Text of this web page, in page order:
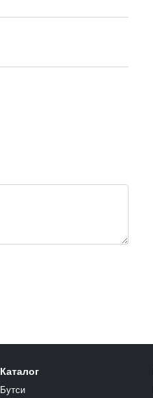
Каталог
Бутси